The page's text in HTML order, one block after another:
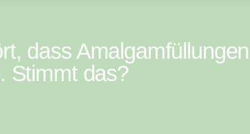
dass Amalgamfüllungen
Stimmt das?